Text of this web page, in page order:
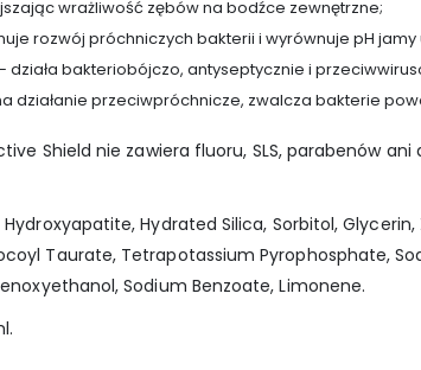
wrażliwość zębów na bodźce zewnętrzne;
rozwój próchniczych bakterii i wyrównuje pH
działa bakteriobójczo, antyseptycznie i
działanie przeciwpróchnicze, zwalcza bakterie
Shield nie zawiera fluoru, SLS, parabenów
Hydrated Silica, Sorbitol,
Taurate, Tetrapotassium Pyrophosphate,
Sodium Benzoate, Limonene.